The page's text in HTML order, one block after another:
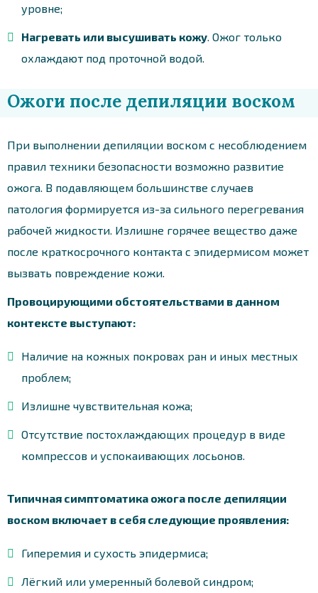
уровне;
Нагревать или высушивать кожу . Ожог только
охлаждают под проточной водой.
Ожоги после депиляции воском
При выполнении депиляции воском с несоблюдением
правил техники безопасности возможно развитие
ожога. В подавляющем большинстве случаев
патология формируется из-за сильного перегревания
рабочей жидкости. Излишне горячее вещество даже
после краткосрочного контакта с эпидермисом может
вызвать повреждение кожи.
Провоцирующими обстоятельствами в данном
контексте выступают:
Наличие на кожных покровах ран и иных местных
проблем;
Излишне чувствительная кожа;
Отсутствие постохлаждающих процедур в виде
компрессов и успокаивающих лосьонов.
Типичная симптоматика ожога после депиляции
воском включает в себя следующие проявления:
Гиперемия и сухость эпидермиса;
Лёгкий или умеренный болевой синдром;